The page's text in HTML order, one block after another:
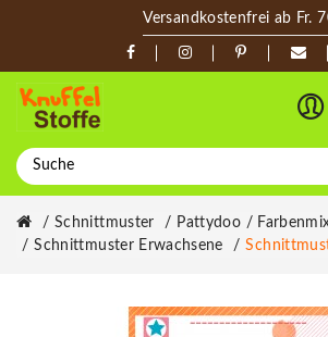
Versandkostenfrei ab Fr.
Schnittmuster
Pattydoo /
Schnittmuster Erwachsene